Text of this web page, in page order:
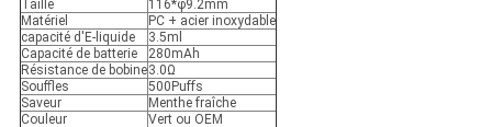
Taille
116*φ9.2mm
Matériel
PC + acier inoxydable
capacité d'E-liquide
3.5ml
Capacité de batterie
280mAh
Résistance de bobine3.0Ω
Souffles
500Puffs
Saveur
Menthe fraîche
Couleur
Vert ou OEM